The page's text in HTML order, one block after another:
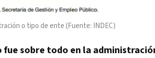
o tipo de ente (Fuente: INDEC)
fue sobre todo en la